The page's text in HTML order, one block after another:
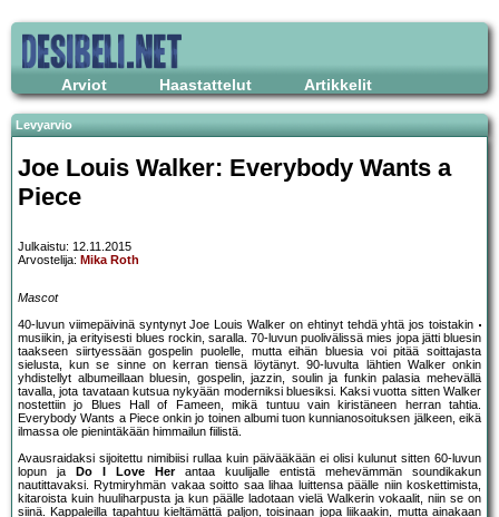
Arviot Haastattelut Artikkelit
Levyarvio
Joe Louis Walker: Everybody Wants a
Piece
Julkaistu: 12.11.2015
Arvostelija: Mika Roth
Mascot
40-luvun viimepäivinä syntynyt Joe Louis Walker on ehtinyt tehdä yhtä jos toistakin
musiikin, ja erityisesti blues rockin, saralla. 70-luvun puolivälissä mies jopa jätti bluesin
taakseen siirtyessään gospelin puolelle, mutta eihän bluesia voi pitää soittajasta
sielusta, kun se sinne on kerran tiensä löytänyt. 90-luvulta lähtien Walker onkin
yhdistellyt albumeillaan bluesin, gospelin, jazzin, soulin ja funkin palasia mehevällä
tavalla, jota tavataan kutsua nykyään moderniksi bluesiksi. Kaksi vuotta sitten Walker
nostettiin jo Blues Hall of Fameen, mikä tuntuu vain kiristäneen herran tahtia.
Everybody Wants a Piece onkin jo toinen albumi tuon kunnianosoituksen jälkeen, eikä
ilmassa ole pienintäkään himmailun fiilistä.
Avausraidaksi sijoitettu nimibiisi rullaa kuin päivääkään ei olisi kulunut sitten 60-luvun
lopun ja
Do I Love Herantaa kuulijalle entistä mehevämmän soundikakun
nautittavaksi. Rytmiryhmän vakaa soitto saa lihaa luittensa päälle niin koskettimista,
kitaroista kuin huuliharpusta ja kun päälle ladotaan vielä Walkerin vokaalit, niin se on
siinä. Kappaleilla tapahtuu kieltämättä paljon, toisinaan jopa liikaakin, mutta ainakaan